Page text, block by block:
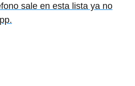
sale en esta lista ya no